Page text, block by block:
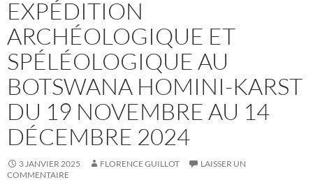
EXPÉDITION
ARCHÉOLOGIQUE ET
SPÉLÉOLOGIQUE AU
BOTSWANA HOMINI-KARST
DU 19 NOVEMBRE AU 14
DÉCEMBRE 2024
3 JANVIER 2025 FLORENCE GUILLOT
LAISSER UN
COMMENTAIRE